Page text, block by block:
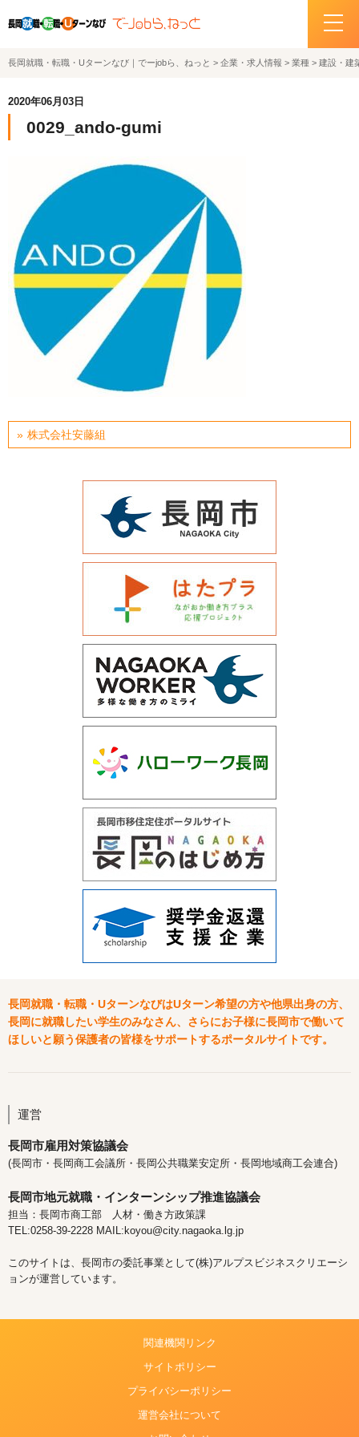
ホーム
サポートデスクの紹介
お問い合わせ
関連機関リンク
サイトポリシー
プライバシーポリシー
運営会社について
長岡就職・転職・Uターンなび｜でーjobら、ねっと > 企業・求人情報 > 業種 > 建設・建
2020年06月03日
0029_ando-gumi
株式会社安藤組
長岡就職・転職・UターンなびはUターン希望の方や他県出身の方、
長岡に就職したい学生のみなさん、さらにお子様に長岡市で働いて
ほしいと願う保護者の皆様をサポートするポータルサイトです。
運営
長岡市雇用対策協議会
(長岡市・長岡商工会議所・長岡公共職業安定所・長岡地域商工会連合)
長岡市地元就職・インターンシップ推進協議会
担当：長岡市商工部 人材・働き方政策課
TEL:0258-39-2228 MAIL:koyou@city.nagaoka.lg.jp
このサイトは、長岡市の委託事業として(株)アルプスビジネスクリエーシ
ョンが運営しています。
関連機関リンク
サイトポリシー
プライバシーポリシー
運営会社について